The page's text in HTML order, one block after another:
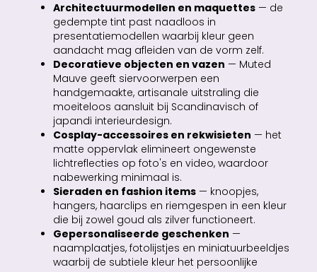
Architectuurmodellen en maquettes — de
gedempte tint past naadloos in
presentatiemodellen waarbij kleur geen
aandacht mag afleiden van de vorm zelf.
Decoratieve objecten en vazen — Muted
Mauve geeft siervoorwerpen een
handgemaakte, artisanale uitstraling die
moeiteloos aansluit bij Scandinavisch of
japandi interieurdesign.
Cosplay-accessoires en rekwisieten — het
matte oppervlak elimineert ongewenste
lichtreflecties op foto's en video, waardoor
nabewerking minimaal is.
Sieraden en fashion items — knoopjes,
hangers, haarclips en riemgespen in een kleur
die bij zowel goud als zilver functioneert.
Gepersonaliseerde geschenken —
naamplaatjes, fotolijstjes en miniatuurbeeldjes
waarbij de subtiele kleur het persoonlijke